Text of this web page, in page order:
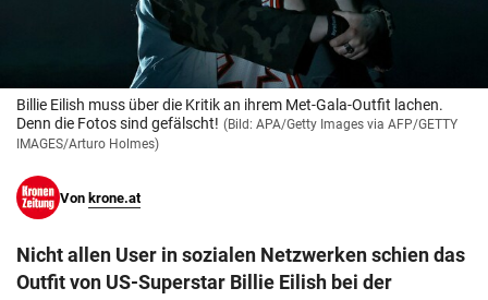
© Krone Multimedia GmbH & Co KG 2026
Muthgasse 2, 1190 Wien
Billie Eilish muss über die Kritik an ihrem Met-Gala-Outfit lachen.
Denn die Fotos sind gefälscht! (Bild: APA/Getty Images via AFP/GETTY
IMAGES/Arturo Holmes)
Von krone.at
Nicht allen User in sozialen Netzwerken schien das
Outfit von US-Superstar Billie Eilish bei der